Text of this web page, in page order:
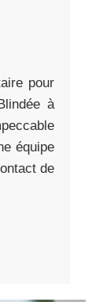
pour
à
équipe
de